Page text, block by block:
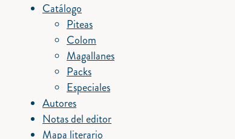
Catálogo
Piteas
Colom
Magallanes
Packs
Especiales
Autores
Notas del editor
Mapa literario